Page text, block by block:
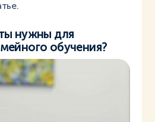
нужны для
обучения?